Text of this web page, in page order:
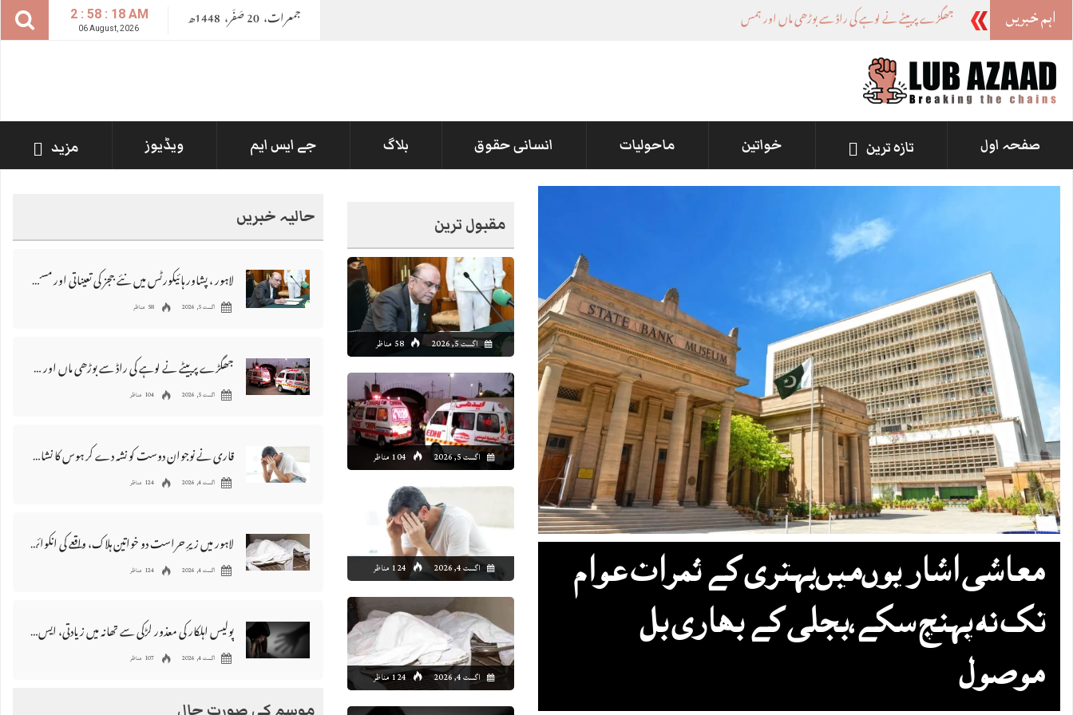
2 : 58 : 20 AM
06 August, 2026 جمعرات،20صــَــفــَــر،1448ھ اہم خبریں جھگڑے پر بیٹے نے لوہے کی راڈ سے بوڑھی ماں اور ہمسائی کو قتل کردیا
صفحہ اول تازہ ترین خواتین ماحولیات انسانی حقوق بلاگ جے ایس ایم ویڈیوز مزید
مقبول ترین
اگست 5, 2026 58 مناظر
اگست 5, 2026 104 مناظر
اگست 4, 2026 124 مناظر
اگست 4, 2026 124 مناظر
معاشی اشاریوں‌میں‌بہتری کے ثمرات عوام
تک نہ پہنچ سکے،بجلی کے بھاری بل
موصول
حالیہ خبریں
لاہور ، پشاور ہائیکورٹس میں نئے ججز کی تعیناتی اور مستقلی التواء کا شکار
اگست 5, 2026 58 مناظر
جھگڑے پر بیٹے نے لوہے کی راڈ سے بوڑھی ماں اور ہمسائی کو قتل کردیا
اگست 5, 2026 104 مناظر
قاری نے نوجوان دوست کو نشہ دے کر ہوس کا نشانہ بنا دیا، مقدمہ درج
اگست 4, 2026 124 مناظر
لاہور میں زیرِ حراست دو خواتین ہلاک، واقعے کی انکوائری شروع کر دی گئی
اگست 4, 2026 124 مناظر
پولیس اہلکار کی معذور لڑکی سے تھانہ میں‌ زیادتی، ایس ایچ او سمیت تمام عملہ معطل
اگست 4, 2026 107 مناظر